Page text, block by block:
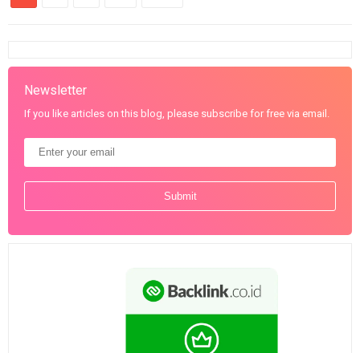
Newsletter
If you like articles on this blog, please subscribe for free via email.